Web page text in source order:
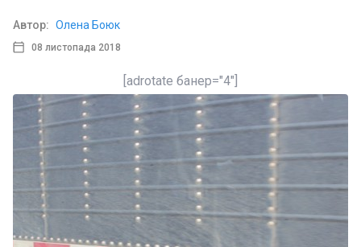
08 листопада 2018
Автор: Олена Боюк
[adrotate банер="4"]